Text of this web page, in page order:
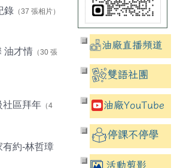
錄 （37 張相片）
油才情 （30 張
社區拜年 （4
有約-林哲璋